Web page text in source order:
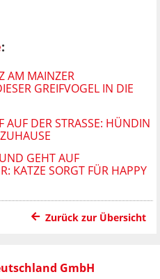
:
AM MAINZER
GREIFVOGEL IN DIE
DER STRASSE: HÜNDIN M
GEHT AUF
KATZE SORGT FÜR HAPPY
Zurück zur Übersicht
GmbH